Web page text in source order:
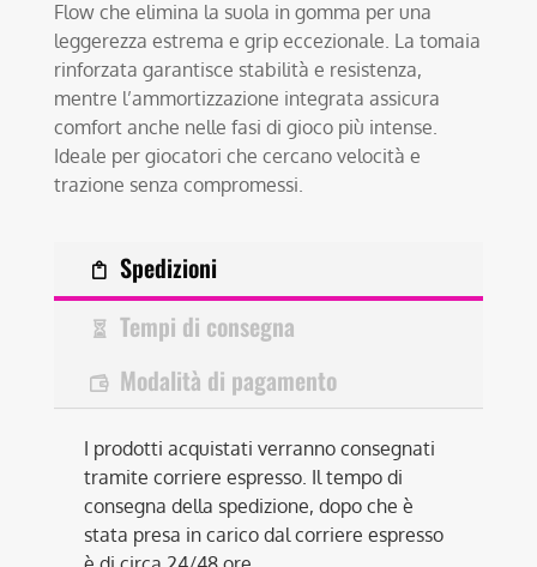
Flow che elimina la suola in gomma per una
leggerezza estrema e grip eccezionale. La tomaia
rinforzata garantisce stabilità e resistenza,
mentre l’ammortizzazione integrata assicura
comfort anche nelle fasi di gioco più intense.
Ideale per giocatori che cercano velocità e
trazione senza compromessi.
Spedizioni
Tempi di consegna
Modalità di pagamento
I prodotti acquistati verranno consegnati
tramite corriere espresso. Il tempo di
consegna della spedizione, dopo che è
stata presa in carico dal corriere espresso